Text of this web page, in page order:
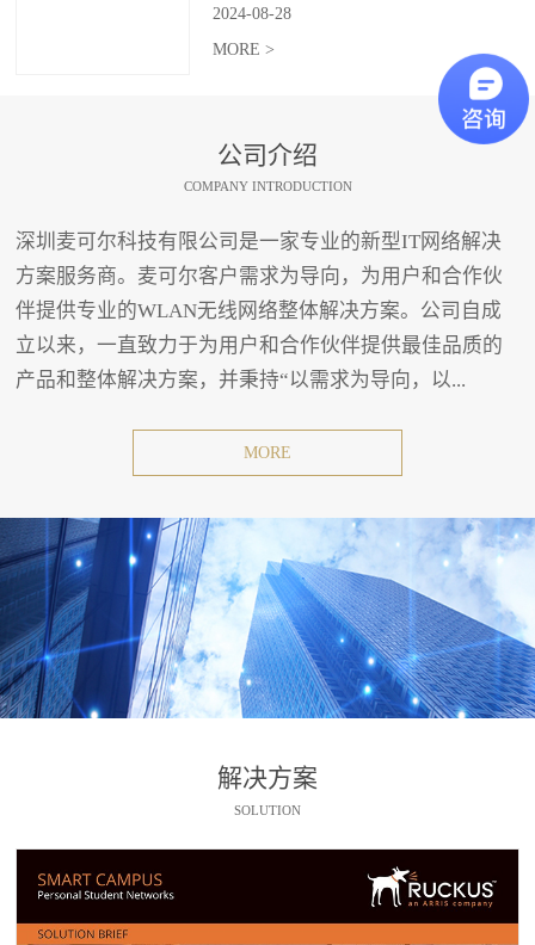
2024-08-28
MORE >
公司介绍
COMPANY INTRODUCTION
深圳麦可尔科技有限公司是一家专业的新型IT网络解决
方案服务商。麦可尔客户需求为导向，为用户和合作伙
伴提供专业的WLAN无线网络整体解决方案。公司自成
立以来，一直致力于为用户和合作伙伴提供最佳品质的
产品和整体解决方案，并秉持“以需求为导向，以...
MORE
解决方案
SOLUTION